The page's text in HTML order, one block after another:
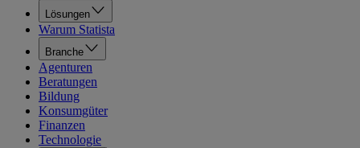
Lösungen
Warum Statista
Branche
Agenturen
Beratungen
Bildung
Konsumgüter
Finanzen
Technologie